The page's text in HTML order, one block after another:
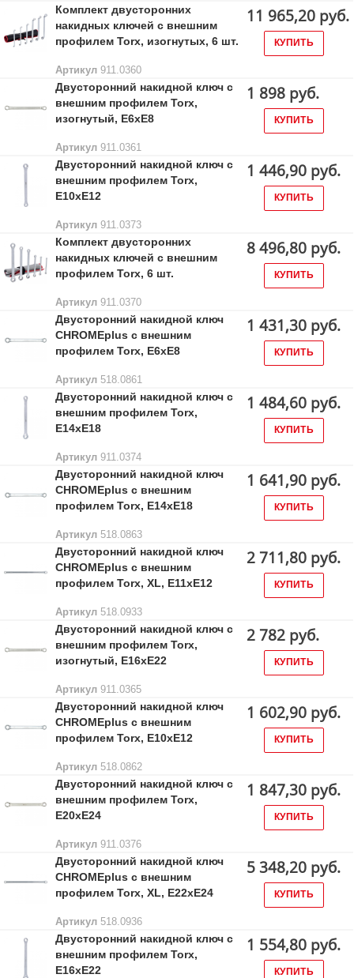
Комплект двусторонних
накидных ключей с внешним
профилем Torx, изогнутых, 6 шт.
Артикул 911.0360
11 965,20 руб.
КУПИТЬ
Двусторонний накидной ключ с
внешним профилем Torx,
изогнутый, E6xE8
Артикул 911.0361
1 898 руб.
КУПИТЬ
Двусторонний накидной ключ с
внешним профилем Torx,
Е10хЕ12
Артикул 911.0373
1 446,90 руб.
КУПИТЬ
Комплект двусторонних
накидных ключей с внешним
профилем Torx, 6 шт.
Артикул 911.0370
8 496,80 руб.
КУПИТЬ
Двусторонний накидной ключ
CHROMEplus с внешним
профилем Torx, E6xE8
Артикул 518.0861
1 431,30 руб.
КУПИТЬ
Двусторонний накидной ключ с
внешним профилем Torx,
E14xE18
Артикул 911.0374
1 484,60 руб.
КУПИТЬ
Двусторонний накидной ключ
CHROMEplus с внешним
профилем Torx, E14xE18
Артикул 518.0863
1 641,90 руб.
КУПИТЬ
Двусторонний накидной ключ
CHROMEplus с внешним
профилем Torx, XL, E11xE12
Артикул 518.0933
2 711,80 руб.
КУПИТЬ
Двусторонний накидной ключ с
внешним профилем Torx,
изогнутый, Е16хЕ22
Артикул 911.0365
2 782 руб.
КУПИТЬ
Двусторонний накидной ключ
CHROMEplus с внешним
профилем Torx, E10xE12
Артикул 518.0862
1 602,90 руб.
КУПИТЬ
Двусторонний накидной ключ с
внешним профилем Torx,
Е20хЕ24
Артикул 911.0376
1 847,30 руб.
КУПИТЬ
Двусторонний накидной ключ
CHROMEplus с внешним
профилем Torx, XL, E22xE24
Артикул 518.0936
5 348,20 руб.
КУПИТЬ
Двусторонний накидной ключ с
внешним профилем Torx,
Е16хЕ22
1 554,80 руб.
КУПИТЬ